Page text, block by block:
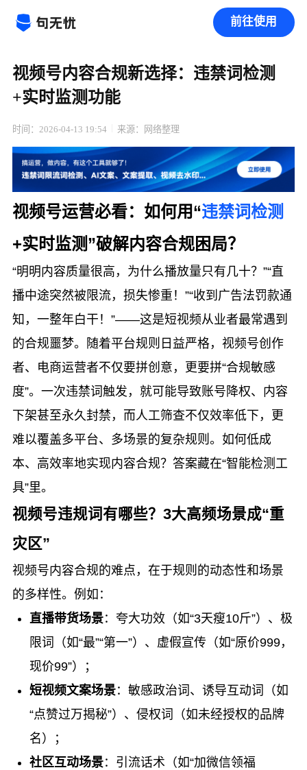
前往使用
视频号内容合规新选择：违禁词检测
+实时监测功能
时间：2026-04-13 19:54 来源：网络整理
视频号运营必看：如何用“违禁词检测
+实时监测”破解内容合规困局？
“明明内容质量很高，为什么播放量只有几十？”“直
播中途突然被限流，损失惨重！”“收到广告法罚款通
知，一整年白干！”——这是短视频从业者最常遇到
的合规噩梦。随着平台规则日益严格，视频号创作
者、电商运营者不仅要拼创意，更要拼“合规敏感
度”。一次违禁词触发，就可能导致账号降权、内容
下架甚至永久封禁，而人工筛查不仅效率低下，更
难以覆盖多平台、多场景的复杂规则。如何低成
本、高效率地实现内容合规？答案藏在“智能检测工
具”里。
视频号违规词有哪些？3大高频场景成“重
灾区”
视频号内容合规的难点，在于规则的动态性和场景
的多样性。例如：
直播带货场景：夸大功效（如“3天瘦10斤”）、极
限词（如“最”“第一”）、虚假宣传（如“原价999，
现价99”）；
短视频文案场景：敏感政治词、诱导互动词（如
“点赞过万揭秘”）、侵权词（如未经授权的品牌
名）；
社区互动场景：引流话术（如“加微信领福